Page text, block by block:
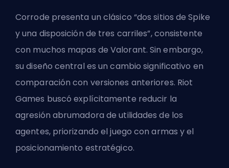
Corrode presenta un clásico “dos sitios de Spike
y una disposición de tres carriles”, consistente
con muchos mapas de Valorant. Sin embargo,
su diseño central es un cambio significativo en
comparación con versiones anteriores. Riot
Games buscó explícitamente reducir la
agresión abrumadora de utilidades de los
agentes, priorizando el juego con armas y el
posicionamiento estratégico.